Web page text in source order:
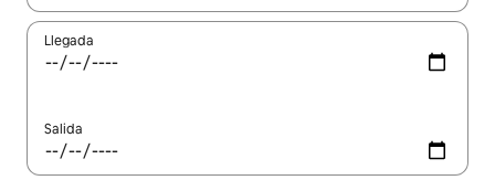
Llegada
Salida